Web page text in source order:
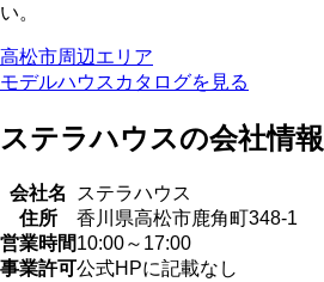
い。
高松市周辺エリア
モデルハウスカタログを見る
ステラハウスの会社情報
会社名
ステラハウス
住所
香川県高松市鹿角町348-1
営業時間10:00～17:00
事業許可公式HPに記載なし